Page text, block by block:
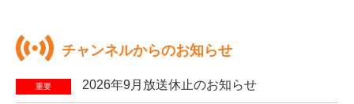
チャンネルからのお知らせ
重要 2026年9月放送休止のお知らせ